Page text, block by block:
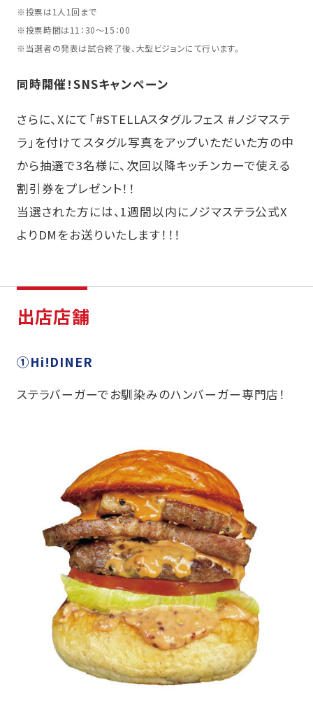
※投票は1人1回まで
※投票時間は11：30～15：00
※当選者の発表は試合終了後、大型ビジョンにて行います。
同時開催！SNSキャンペーン
さらに、Xにて「#STELLAスタグルフェス #ノジマステ
ラ」を付けてスタグル写真をアップいただいた方の中
から抽選で3名様に、次回以降キッチンカーで使える
割引券をプレゼント！！
当選された方には、1週間以内にノジマステラ公式X
よりDMをお送りいたします！！！
出店店舗
①Hi!DINER
ステラバーガーでお馴染みのハンバーガー専門店！